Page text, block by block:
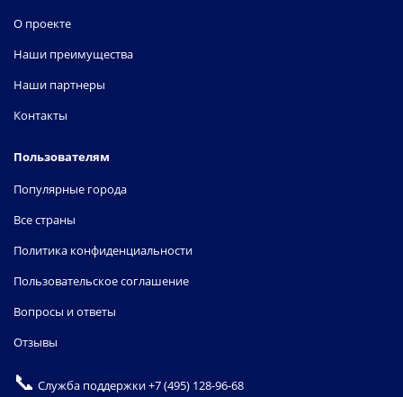
О проекте
Наши преимущества
Наши партнеры
Контакты
Пользователям
Популярные города
Все страны
Политика конфиденциальности
Пользовательское соглашение
Вопросы и ответы
Отзывы
📞 Служба поддержки+7 (495) 128-96-68